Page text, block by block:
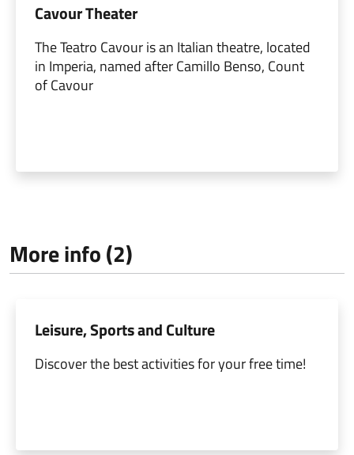
Cavour Theater
The Teatro Cavour is an Italian theatre, located
in Imperia, named after Camillo Benso, Count
of Cavour
More info (2)
Leisure, Sports and Culture
Discover the best activities for your free time!